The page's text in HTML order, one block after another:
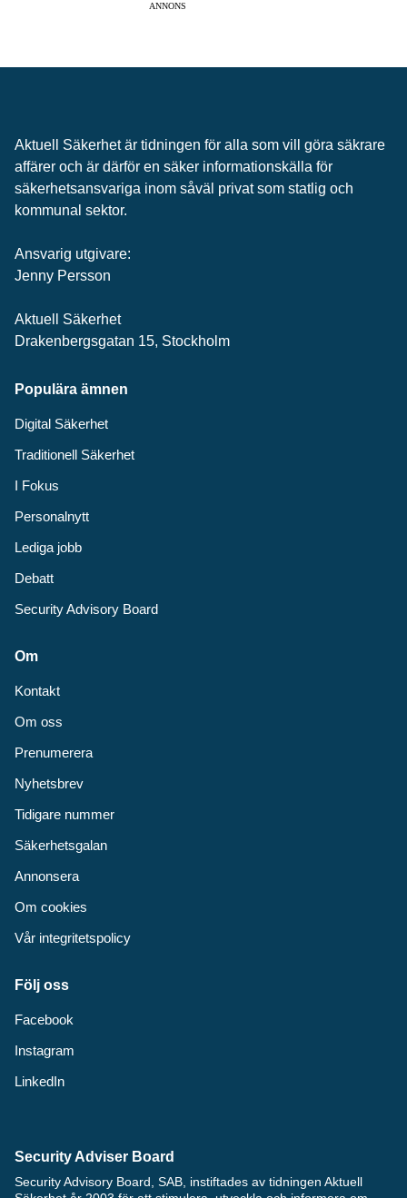
ANNONS
Aktuell Säkerhet är tidningen för alla som vill göra säkrare
affärer och är därför en säker informationskälla för
säkerhets­ansvariga inom såväl privat som statlig och
kommunal sektor.
Ansvarig utgivare:
Jenny Persson
Aktuell Säkerhet
Drakenbergsgatan 15, Stockholm
Populära ämnen
Digital Säkerhet
Traditionell Säkerhet
I Fokus
Personalnytt
Lediga jobb
Debatt
Security Advisory Board
Om
Kontakt
Om oss
Prenumerera
Nyhetsbrev
Tidigare nummer
Säkerhetsgalan
Annonsera
Om cookies
Vår integritetspolicy
Följ oss
Facebook
Instagram
LinkedIn
Security Adviser Board
Security Advisory Board, SAB, instiftades av tidningen Aktuell